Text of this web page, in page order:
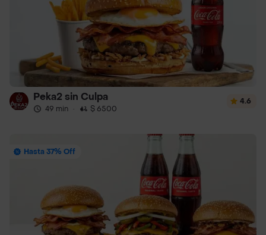
Peka2 sin Culpa
49 min · $ 6500
4.6
Hasta 37% Off